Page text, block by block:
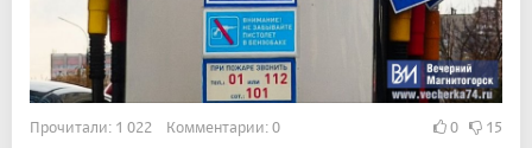
Прочитали: 1 022 Комментарии: 0 0 15